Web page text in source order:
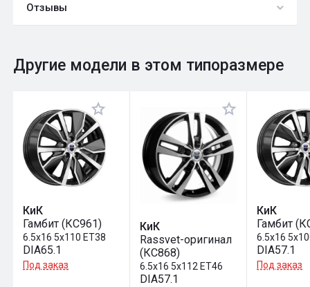
Отзывы
Оставить отзыв
Общий рейтинг 0
Другие модели в этом типоразмере
КиК
Гамбит (КС961)
6.5x16 5x110 ET38
DIA65.1
Под заказ
КиК
Rassvet-оригинал
(КС868)
6.5x16 5x112 ET46
DIA57.1
КиК
Гамбит
6.5x16
DIA57.1
Под заказ